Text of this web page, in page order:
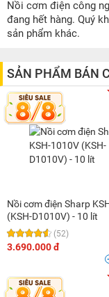
1 triệu - 1,5 triệu (7)
1,5 triệu - 2 triệu
2 triệu - 3 triệu
3 triệu - 5 triệu (10)
5 triệu - 8 triệu
Nồi cơm điện công
đang hết hàng. Quý
sản phẩm khác.
SẢN PHẨM BÁN
Nồi cơm điện Sharp
(KSH-D1010V) - 10 lít
(52)
3.690.000 đ